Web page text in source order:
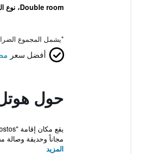
Double room، نوع السرير غير معروف
*يشمل المجموع
أفضل سعر
حول
مجاناً وحديقة وصالة
المزيد